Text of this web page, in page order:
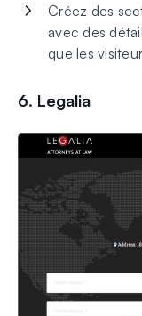
Créez des
avec des
que les
6. Legalia